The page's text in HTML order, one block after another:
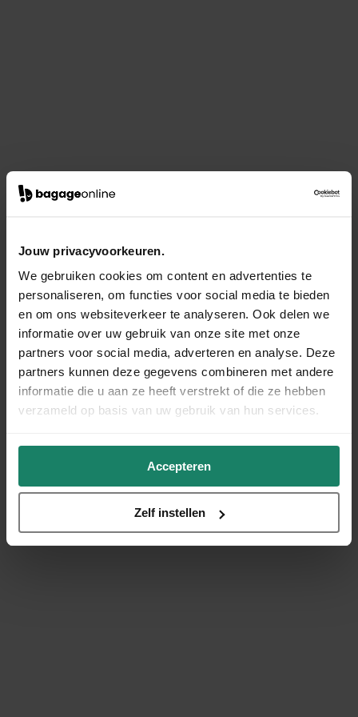
Jouw privacyvoorkeuren.
We gebruiken cookies om content en advertenties te
personaliseren, om functies voor social media te bieden
en om ons websiteverkeer te analyseren. Ook delen we
informatie over uw gebruik van onze site met onze
partners voor social media, adverteren en analyse. Deze
partners kunnen deze gegevens combineren met andere
informatie die u aan ze heeft verstrekt of die ze hebben
verzameld op basis van uw gebruik van hun services.
Accepteren
Zelf instellen